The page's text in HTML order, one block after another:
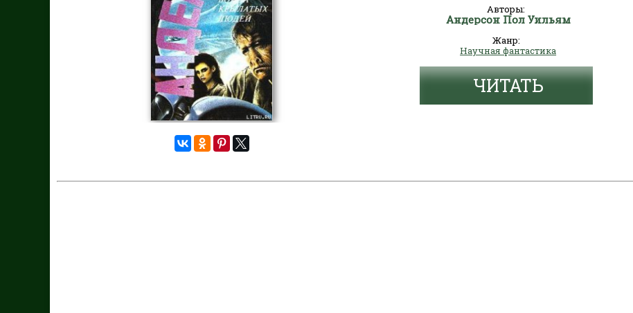
Авторы:
Андерсон Пол Уильям
Жанр:
Научная фантастика
ЧИТАТЬ